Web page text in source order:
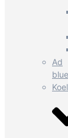
Ad
blue